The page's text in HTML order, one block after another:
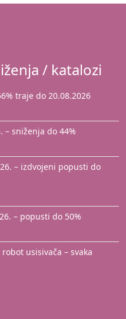
/ katalozi
traje do 20.08.2026
– sniženja do 44%
– izdvojeni popusti do
– popusti do 50%
usisivača – svaka